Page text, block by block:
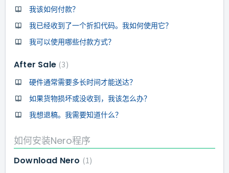
我该如何付款？
我已经收到了一个折扣代码。我如何使用它？
我可以使用哪些付款方式？
After Sale 3
硬件通常需要多长时间才能送达？
如果货物损坏或没收到，我该怎么办？
我想退稿。我需要知道什么？
如何安装Nero程序
Download Nero 1